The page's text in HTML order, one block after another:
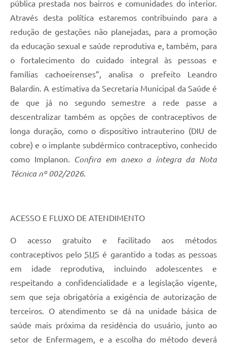
pública prestada nos bairros e comunidades do interior.
Através desta política estaremos contribuindo para a
redução de gestações não planejadas, para a promoção
da educação sexual e saúde reprodutiva e, também, para
o fortalecimento do cuidado integral às pessoas e
famílias cachoeirenses”, analisa o prefeito Leandro
Balardin. A estimativa da Secretaria Municipal da Saúde é
de que já no segundo semestre a rede passe a
descentralizar também as opções de contraceptivos de
longa duração, como o dispositivo intrauterino (DIU de
cobre) e o implante subdérmico contraceptivo, conhecido
como Implanon. Confira em anexo a íntegra da Nota
Técnica nº 002/2026.
ACESSO E FLUXO DE ATENDIMENTO
O acesso gratuito e facilitado aos métodos
contraceptivos peloSUS é garantido a todas as pessoas
em idade reprodutiva, incluindo adolescentes e
respeitando a confidencialidade e a legislação vigente,
sem que seja obrigatória a exigência de autorização de
terceiros. O atendimento se dá na unidade básica de
saúde mais próxima da residência do usuário, junto ao
setor de Enfermagem, e a escolha do método deverá